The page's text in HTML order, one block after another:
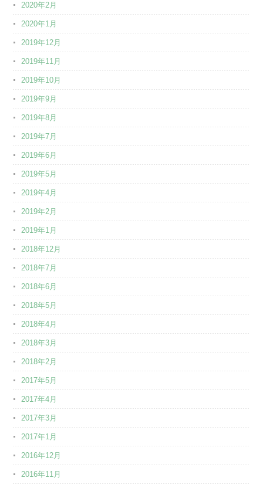
2020年2月
2020年1月
2019年12月
2019年11月
2019年10月
2019年9月
2019年8月
2019年7月
2019年6月
2019年5月
2019年4月
2019年2月
2019年1月
2018年12月
2018年7月
2018年6月
2018年5月
2018年4月
2018年3月
2018年2月
2017年5月
2017年4月
2017年3月
2017年1月
2016年12月
2016年11月